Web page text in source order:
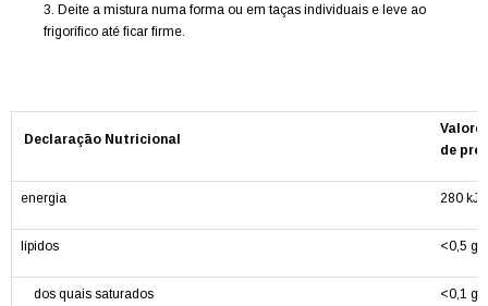
Deite a mistura numa forma ou em taças individuais e leve ao
frigorífico até ficar firme.
Declaração Nutricional
de
energia 280 kJ
lípidos <0,5 g
dos quais saturados <0,1 g